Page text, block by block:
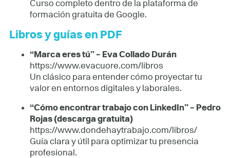
Curso completo dentro de la plataforma de
formación gratuita de Google.
Libros y guías en PDF
“Marca eres tú” – Eva Collado Durán
https://www.evacuore.com/libros
Un clásico para entender cómo proyectar tu
valor en entornos digitales y laborales.
“Cómo encontrar trabajo con LinkedIn” – Pedro
Rojas (descarga gratuita)
https://www.dondehaytrabajo.com/libros/
Guía clara y útil para optimizar tu presencia
profesional.